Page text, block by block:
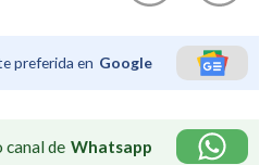
preferida en Google
canal de Whatsapp